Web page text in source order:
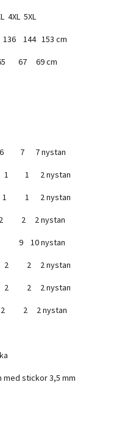
5XL
144 153 cm
67 69 cm
7 nystan
2 nystan
2 nystan
nystan
nystan
2 nystan
2 nystan
2 nystan
med stickor 3,5 mm